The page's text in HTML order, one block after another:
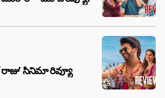
సినిమా రివ్యూ